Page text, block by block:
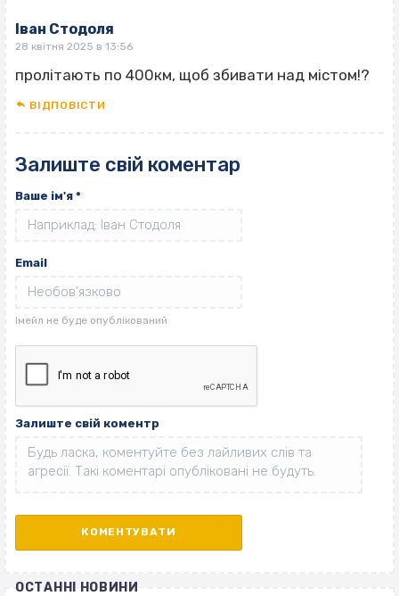
Іван Стодоля
28 квітня 2025 в 13:56
пролітають по 400км, щоб збивати над містом!?
ВІДПОВІCТИ
Залиште свій коментар
Ваше ім'я *
Email
Залиште свій коментр
ОСТАННІ НОВИНИ